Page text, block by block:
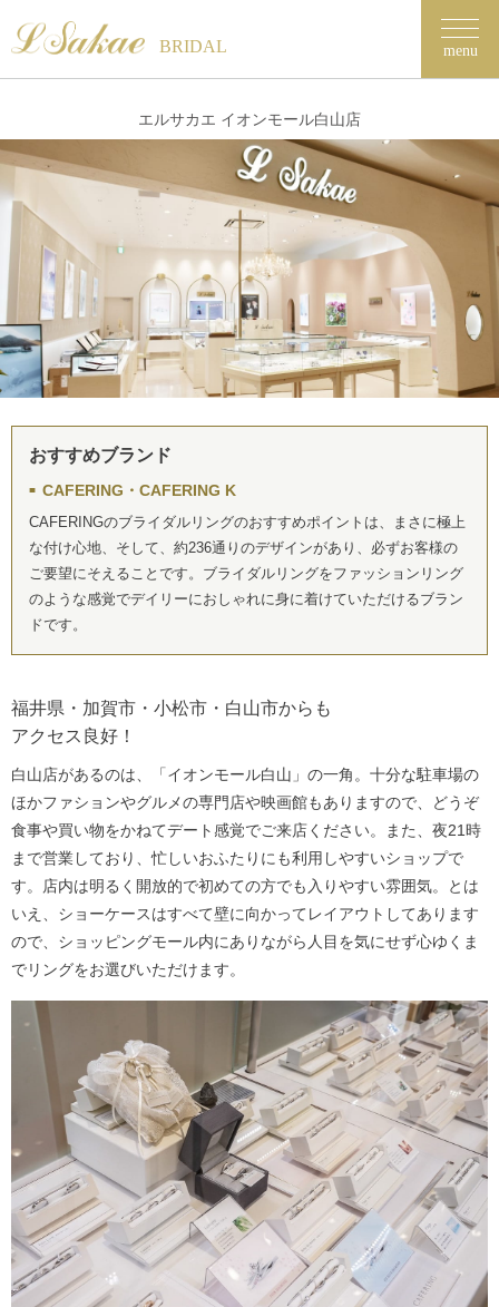
BRIDAL menu
エルサカエ イオンモール白山店
おすすめブランド
CAFERING・CAFERING K
CAFERINGのブライダルリングのおすすめポイントは、まさに極上
な付け心地、そして、約236通りのデザインがあり、必ずお客様の
ご要望にそえることです。ブライダルリングをファッションリング
のような感覚でデイリーにおしゃれに身に着けていただけるブラン
ドです。
福井県・加賀市・小松市・白山市からも
アクセス良好！
白山店があるのは、「イオンモール白山」の一角。十分な駐車場の
ほかファションやグルメの専門店や映画館もありますので、どうぞ
食事や買い物をかねてデート感覚でご来店ください。また、夜21時
まで営業しており、忙しいおふたりにも利用しやすいショップで
す。店内は明るく開放的で初めての方でも入りやすい雰囲気。とは
いえ、ショーケースはすべて壁に向かってレイアウトしてあります
ので、ショッピングモール内にありながら人目を気にせず心ゆくま
でリングをお選びいただけます。